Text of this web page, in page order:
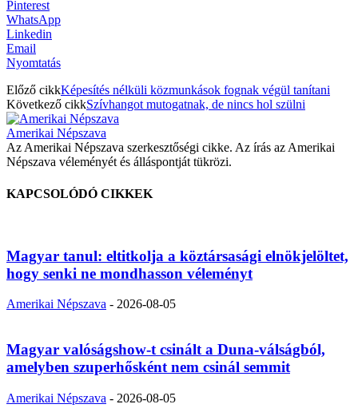
Pinterest
WhatsApp
Linkedin
Email
Nyomtatás
Előző cikkKépesítés nélküli közmunkások fognak végül tanítani
Következő cikkSzívhangot mutogatnak, de nincs hol szülni
Amerikai Népszava
Az Amerikai Népszava szerkesztőségi cikke. Az írás az Amerikai
Népszava véleményét és álláspontját tükrözi.
KAPCSOLÓDÓ CIKKEK
Magyar tanul: eltitkolja a köztársasági elnökjelöltet,
hogy senki ne mondhasson véleményt
Amerikai Népszava - 2026-08-05
Magyar valóságshow-t csinált a Duna-válságból,
amelyben szuperhősként nem csinál semmit
Amerikai Népszava - 2026-08-05